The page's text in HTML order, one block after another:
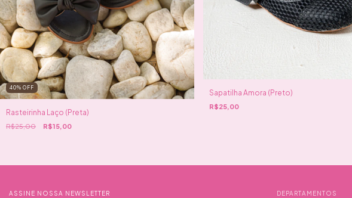
40% OFF
Rasteirinha Laço (Preta)
R$25,00 R$15,00
Sapatilha Amora (Preto)
R$25,00
ASSINE NOSSA NEWSLETTER DEPARTAMENTOS